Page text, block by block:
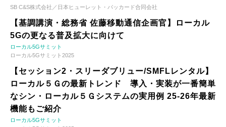
SB C&S株式会社／日本ヒューレット・パッカード合同会社
【基調講演・総務省 佐藤移動通信企画官】ローカル
5Gの更なる普及拡大に向けて
ローカル5Gサミット
ローカル5Gサミット2025
【セッション2・スリーダブリュー/SMFLレンタル】
ローカル５Ｇの最新トレンド 導入・実装が一番簡単
なシン・ローカル５Ｇシステムの実用例 25-26年最新
機能もご紹介
ローカル5Gサミット